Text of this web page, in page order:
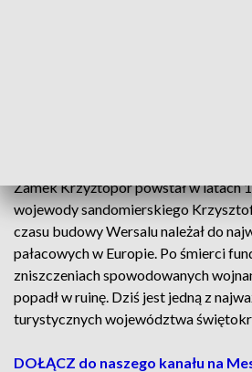
Zamek Krzyżtopór powstał w latach
wojewody sandomierskiego
czasu budowy Wersalu należał do
pałacowych w Europie. Po śmierci
zniszczeniach spowodowanych
popadł w ruinę. Dziś jest jedną z
turystycznych województwa
DOŁĄCZ do naszego kanału na